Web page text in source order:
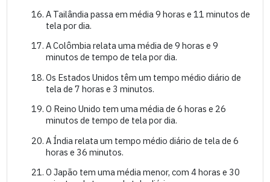
A Tailândia passa em média 9 horas e 11 minutos de
tela por dia.
A Colômbia relata uma média de 9 horas e 9
minutos de tempo de tela por dia.
Os Estados Unidos têm um tempo médio diário de
tela de 7 horas e 3 minutos.
O Reino Unido tem uma média de 6 horas e 26
minutos de tempo de tela por dia.
A Índia relata um tempo médio diário de tela de 6
horas e 36 minutos.
O Japão tem uma média menor, com 4 horas e 30